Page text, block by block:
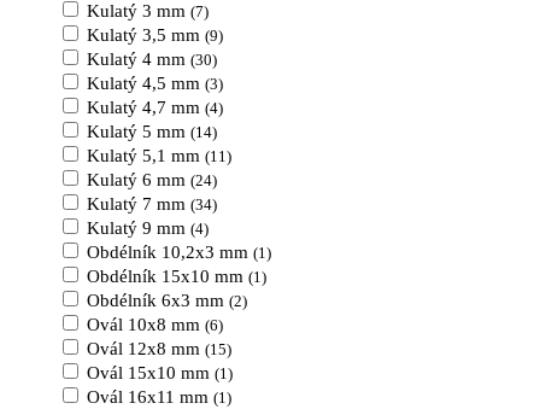
Kulatý 3 mm (7)
Kulatý 3,5 mm (9)
Kulatý 4 mm (30)
Kulatý 4,5 mm (3)
Kulatý 4,7 mm (4)
Kulatý 5 mm (14)
Kulatý 5,1 mm (11)
Kulatý 6 mm (24)
Kulatý 7 mm (34)
Kulatý 9 mm (4)
Obdélník 10,2x3 mm (1)
Obdélník 15x10 mm (1)
Obdélník 6x3 mm (2)
Ovál 10x8 mm (6)
Ovál 12x8 mm (15)
Ovál 15x10 mm (1)
Ovál 16x11 mm (1)